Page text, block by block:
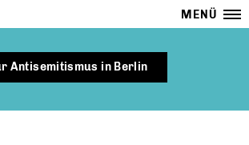
MENÜ
Antisemitismus in Berlin